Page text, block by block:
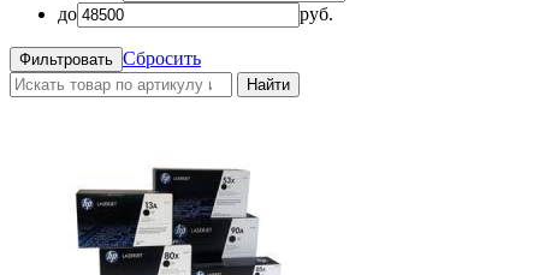
до
руб.
Сбросить
Найти